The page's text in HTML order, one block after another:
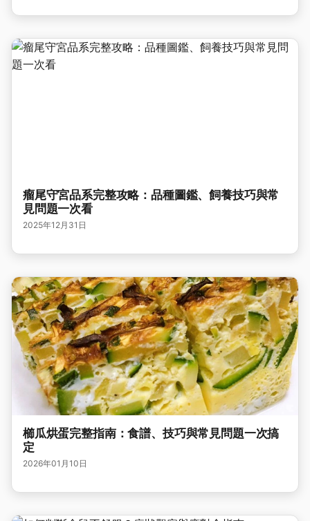
瘤尾守宮品系完整攻略：品種圖鑑、飼養技巧與常
見問題一次看
2025年12月31日
櫛瓜烘蛋完整指南：食譜、技巧與常見問題一次搞
定
2026年01月10日